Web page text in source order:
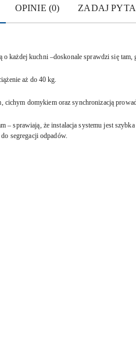
OPINIE (0) ZADAJ
każdej kuchni –doskonale sprawdzi się
aż do 40 kg.
cichym domykiem oraz synchronizacją
sprawiają, że instalacja systemu jest
segregacji odpadów.